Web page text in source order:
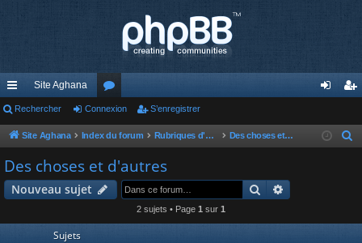
cc
ès
ra
pi
Site Aghana
or
u
s
ne nr
Rechercher Connexion S’enregistrer
Site Aghana Index du forum Rubriques d'Aghana Des choses et d'autres
r
Des choses et d'autres
Nouveau sujet Rechercher
2 sujets • Page 1 sur 1
Sujets